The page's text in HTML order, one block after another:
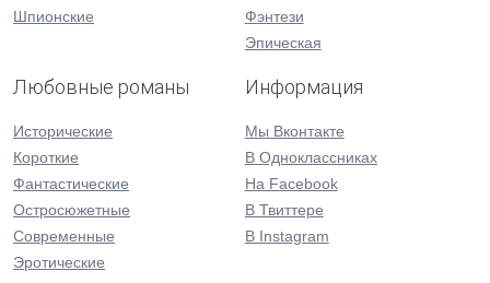
Шпионские
Фэнтези
Эпическая
Любовные романы
Исторические
Короткие
Фантастические
Остросюжетные
Современные
Эротические
Информация
Мы Вконтакте
В Одноклассниках
На Facebook
В Твиттере
В Instagram